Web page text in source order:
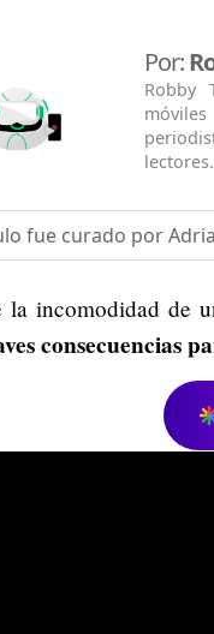
Por:
Robby
fue curado por
la incomodidad de
consecuencias